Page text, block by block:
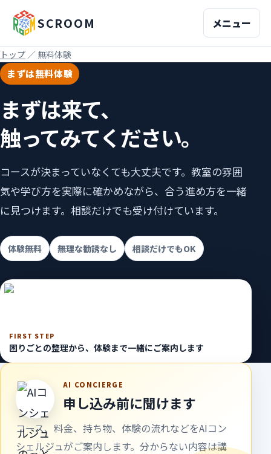
SCROOM メニュー
トップ ／ 無料体験
まずは無料体験
まずは来て、
触ってみてください。
コースが決まっていなくても大丈夫です。教室の雰囲
気や学び方を実際に確かめながら、合う進め方を一緒
に見つけます。相談だけでも受け付けています。
体験無料 無理な勧誘なし 相談だけでもOK
FIRST STEP
困りごとの整理から、体験まで一緒にご案内します
AI CONCIERGE
申し込み前に聞けます
コース、料金、持ち物、体験の流れなどをAIコン
シェルジュがご案内します。分からない内容は講